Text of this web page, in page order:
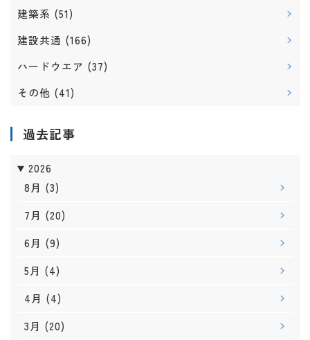
建築系 (51)
建設共通 (166)
ハードウエア (37)
その他 (41)
過去記事
2026
8月 (3)
7月 (20)
6月 (9)
5月 (4)
4月 (4)
3月 (20)